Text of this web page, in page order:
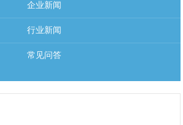
企业新闻
行业新闻
常见问答